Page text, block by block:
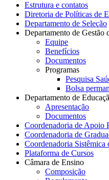
Estrutura e contatos
Diretoria de Políticas de
Departamento de Seleção
Departamento de Gestão
Equipe
Benefícios
Documentos
Programas
Pesquisa
Bolsa
Departamento de
Apresentação
Documentos
Coordenadoria de Apoio
Coordenadoria de
Coordenadoria Sistêmica
Plataforma de Cursos
Câmara de Ensino
Composição